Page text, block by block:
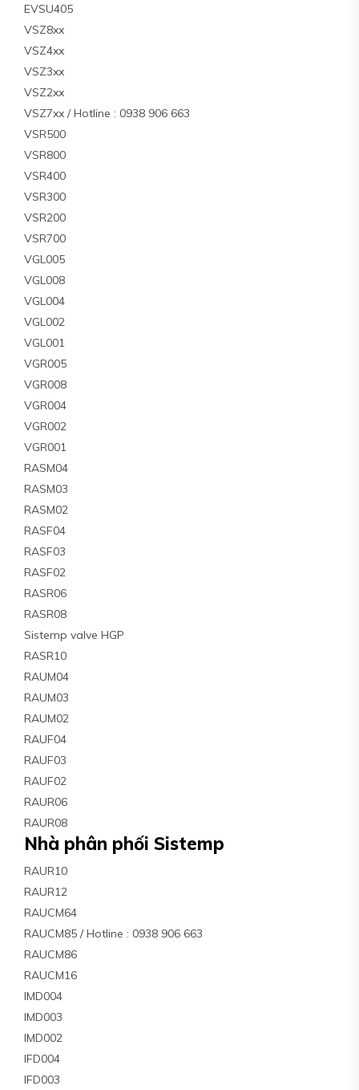
EVSU405
VSZ8xx
VSZ4xx
VSZ3xx
VSZ2xx
VSZ7xx / Hotline : 0938 906 663
VSR500
VSR800
VSR400
VSR300
VSR200
VSR700
VGL005
VGL008
VGL004
VGL002
VGL001
VGR005
VGR008
VGR004
VGR002
VGR001
RASM04
RASM03
RASM02
RASF04
RASF03
RASF02
RASR06
RASR08
Sistemp valve HGP
RASR10
RAUM04
RAUM03
RAUM02
RAUF04
RAUF03
RAUF02
RAUR06
RAUR08
Nhà phân phối Sistemp
RAUR10
RAUR12
RAUCM64
RAUCM85 / Hotline : 0938 906 663
RAUCM86
RAUCM16
IMD004
IMD003
IMD002
IFD004
IFD003